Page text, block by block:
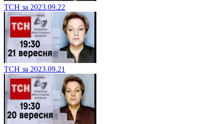
ТСН за 2023.09.22
ТСН за 2023.09.21